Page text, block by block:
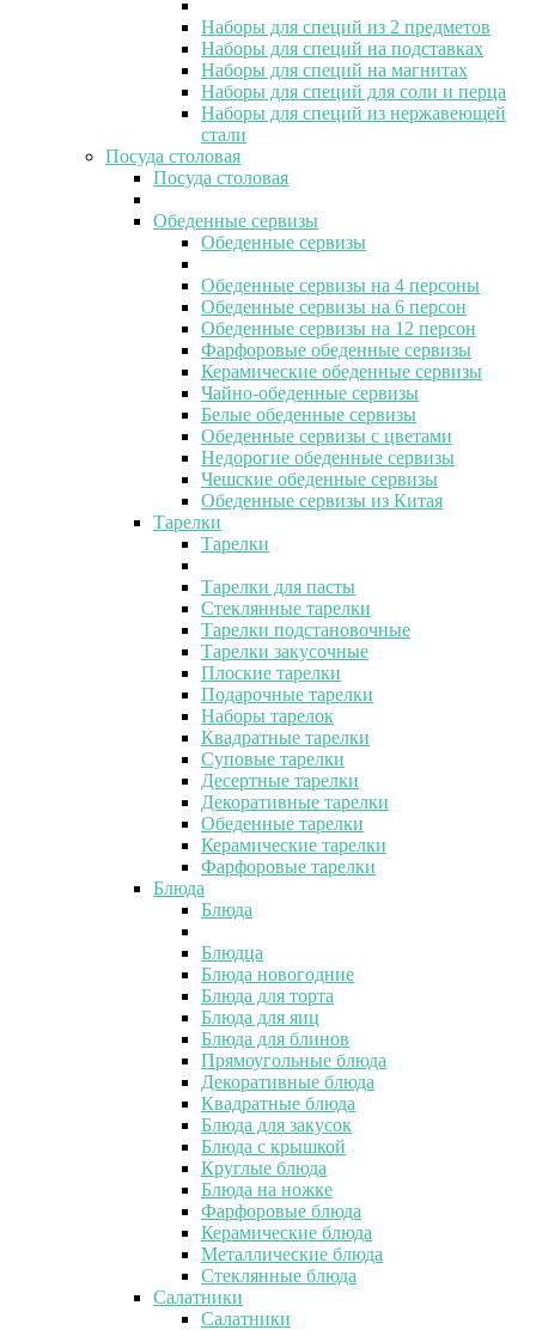
Наборы для специй из 2 предметов
Наборы для специй на подставках
Наборы для специй на магнитах
Наборы для специй для соли и перца
Наборы для специй из нержавеющей
стали
Посуда столовая
Посуда столовая
Обеденные сервизы
Обеденные сервизы
Обеденные сервизы на 4 персоны
Обеденные сервизы на 6 персон
Обеденные сервизы на 12 персон
Фарфоровые обеденные сервизы
Керамические обеденные сервизы
Чайно-обеденные сервизы
Белые обеденные сервизы
Обеденные сервизы с цветами
Недорогие обеденные сервизы
Чешские обеденные сервизы
Обеденные сервизы из Китая
Тарелки
Тарелки
Тарелки для пасты
Стеклянные тарелки
Тарелки подстановочные
Тарелки закусочные
Плоские тарелки
Подарочные тарелки
Наборы тарелок
Квадратные тарелки
Суповые тарелки
Десертные тарелки
Декоративные тарелки
Обеденные тарелки
Керамические тарелки
Фарфоровые тарелки
Блюда
Блюда
Блюдца
Блюда новогодние
Блюда для торта
Блюда для яиц
Блюда для блинов
Прямоугольные блюда
Декоративные блюда
Квадратные блюда
Блюда для закусок
Блюда с крышкой
Круглые блюда
Блюда на ножке
Фарфоровые блюда
Керамические блюда
Металлические блюда
Стеклянные блюда
Салатники
Салатники